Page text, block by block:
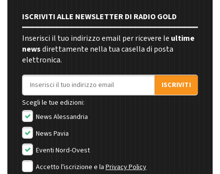
ISCRIVITI ALLE NEWSLETTER DI RADIO GOLD
Inserisci il tuo indirizzo email per ricevere le ultime
newsdirettamente nella tua casella di posta
elettronica.
Indirizzo email
ISCRIVITI
Scegli le tue edizioni:
News Alessandria
News Pavia
Eventi Nord-Ovest
Accetto l'iscrizione e la Privacy Policy